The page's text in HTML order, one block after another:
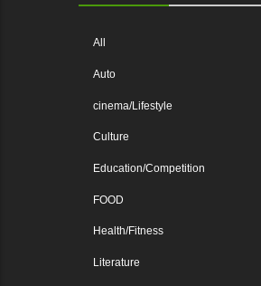
All
Auto
cinema/Lifestyle
Culture
Education/Competition
FOOD
Health/Fitness
Literature